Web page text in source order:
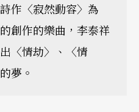
作〈寂然動容〉為
創作的樂曲，李泰祥
〈情劫〉、〈情
夢。